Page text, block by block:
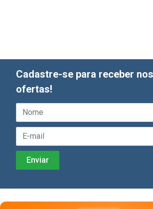
Cadastre-se para receber
ofertas!